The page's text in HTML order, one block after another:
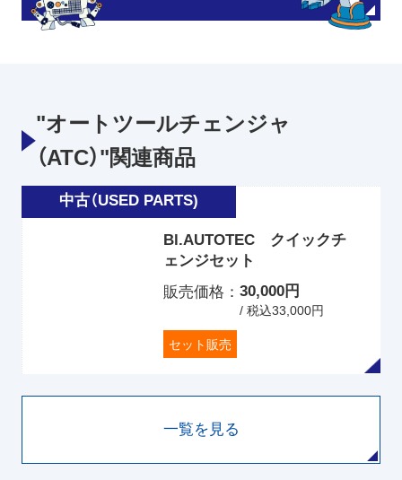
"オートツールチェンジャ
（ATC）"関連商品
一覧を見る
Bl.AUTOTEC クイックチ
ェンジセット
販売価格
30,000円
/ 税込33,000円
セット販売